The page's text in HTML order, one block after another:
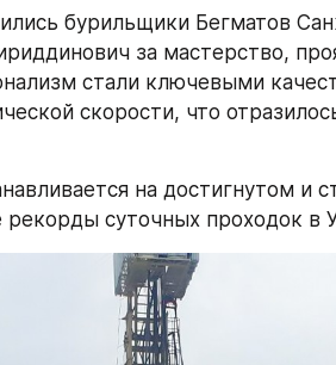
бурильщики Бегматов
за мастерство,
стали ключевыми
скорости, что
на достигнутом и
суточных проходок в